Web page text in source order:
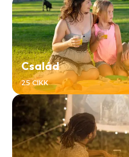
Család
25 CIKK